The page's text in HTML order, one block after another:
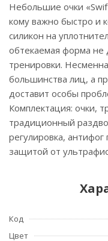
Небольшие очки
кому важно быстро и
силикон на
обтекаемая форма не
тренировки.
большинства лиц, а
доставит особы
Комплектация: очки,
традиционный
регулировка,
защитой от
Код
Цвет